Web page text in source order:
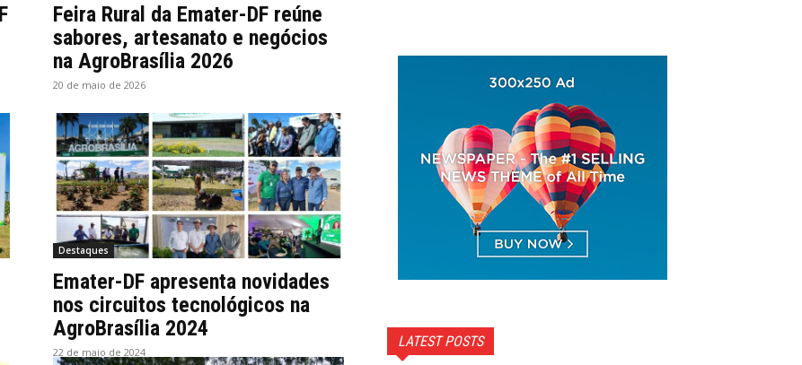
Feira Rural da Emater-DF reúne
sabores, artesanato e negócios
na AgroBrasília 2026
20 de maio de 2026
Destaques
Emater-DF apresenta novidades
nos circuitos tecnológicos na
AgroBrasília 2024
22 de maio de 2024
LATEST POSTS